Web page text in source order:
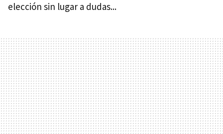
elección sin lugar a dudas...